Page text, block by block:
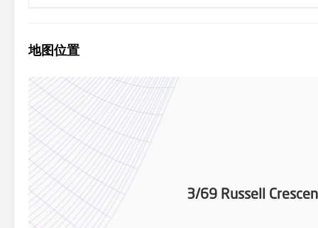
地图位置
3/69 Russell